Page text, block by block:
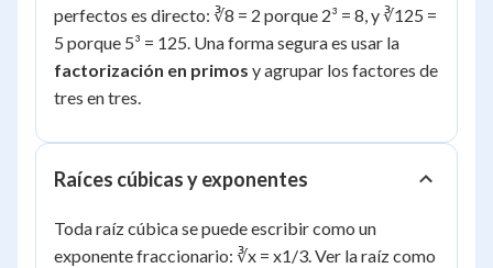
perfectos es directo: ∛8 = 2 porque 2³ = 8, y ∛125 =
5 porque 5³ = 125. Una forma segura es usar la
factorización en primos y agrupar los factores de
tres en tres.
Raíces cúbicas y exponentes
Toda raíz cúbica se puede escribir como un
exponente fraccionario: ∛x = x1/3. Ver la raíz como